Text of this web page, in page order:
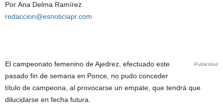
Por Ana Delma Ramírez
redaccion@esnoticiapr.com
Publicidad
El campeonato femenino de Ajedrez, efectuado este
pasado fin de semana en Ponce, no pudo conceder
título de campeona, al provocarse un empate, que tendrá que
dilucidarse en fecha futura.